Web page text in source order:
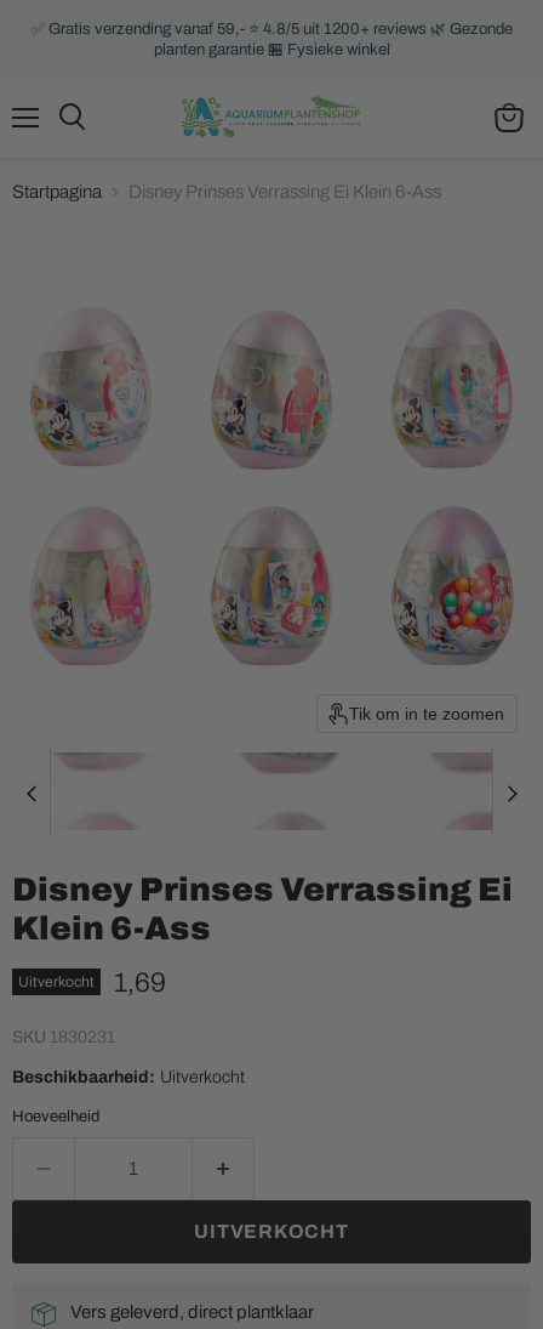
✅ Gratis verzending vanaf 59,- ⭐ 4.8/5 uit 1200+ reviews 🌿 Gezonde
planten garantie 🏪 Fysieke winkel
Startpagina Disney Prinses Verrassing Ei Klein 6-Ass
Tik om in te zoomen
Disney Prinses Verrassing Ei
Klein 6-Ass
Uitverkocht Huidige prijs
1,69
SKU 1830231
Beschikbaarheid: Uitverkocht
Hoeveelheid
UITVERKOCHT
Vers geleverd, direct plantklaar